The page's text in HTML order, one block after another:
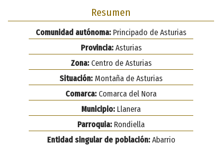
Resumen
Comunidad autónoma: Principado de Asturias
Provincia:Asturias
Zona:Centro de Asturias
Situación: Montaña de Asturias
Comarca: Comarca del Nora
Municipio: Llanera
Parroquia: Rondiella
Entidad singular de población:Abarrio